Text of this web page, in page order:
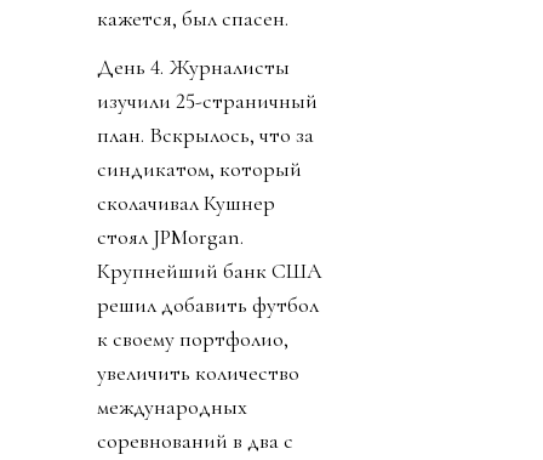
кажется, был спасен.
День 4. Журналисты
изучили 25-страничный
план. Вскрылось, что за
синдикатом, который
сколачивал Кушнер
стоял JPMorgan.
Крупнейший банк США
решил добавить футбол
к своему портфолио,
увеличить количество
международных
соревнований в два с